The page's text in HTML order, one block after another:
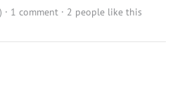
· 1 comment · 2 people like this